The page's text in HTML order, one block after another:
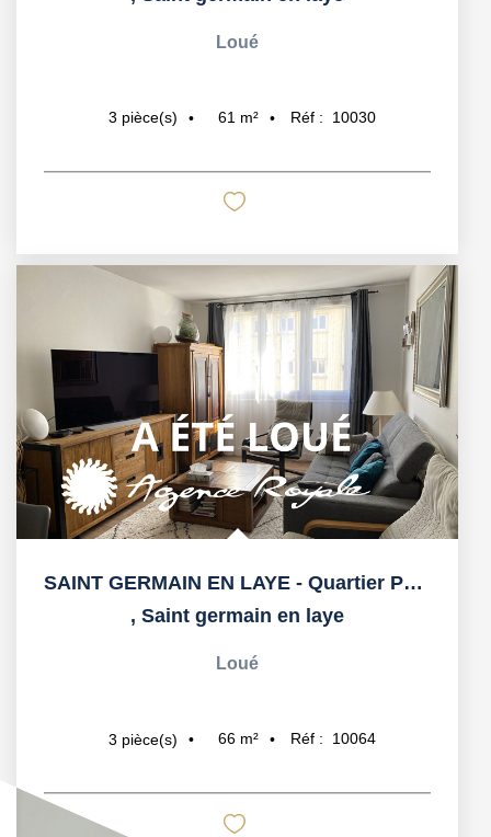
Loué
3 pièce(s) 61 m² Réf : 10030
SAINT GERMAIN EN LAYE - Quartier Pereire
, Saint germain en laye
Loué
3 pièce(s) 66 m² Réf : 10064